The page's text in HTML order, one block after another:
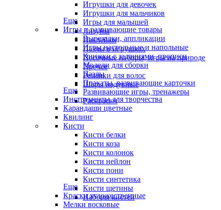
Игрушки для девочек
Игрушки для мальчиков
Игры для малышей
Лизуны
Наклейки
Пазлы в игрушках
Песочные наборы, игры на природе
Прочее
Резинки для волос
Шары надувные
Еще
Игры и развивающие товары
Вырезалки, аппликации
Игры настольные и напольные
Книжки с заданиями, прописи
Модели для сборки
Пазлы
Плакаты, развивающие карточки
Развивающие игры, тренажеры
Раскраски
Еще
Инструменты для творчества
Карандаши цветные
Квилинг
Кисти
Кисти белки
Кисти коза
Кисти колонок
Кисти нейлон
Кисти пони
Кисти синтетика
Кисти щетины
Наборы кистей
Еще
Краски художественные
Мелки восковые